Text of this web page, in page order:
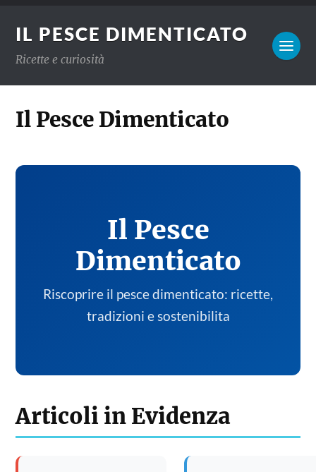
IL PESCE DIMENTICATO
Ricette e curiosità
Il Pesce Dimenticato
Il Pesce
Dimenticato
Riscoprire il pesce dimenticato: ricette,
tradizioni e sostenibilita
Articoli in Evidenza